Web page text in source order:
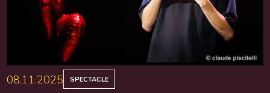
08.11.2025 SPECTACLE